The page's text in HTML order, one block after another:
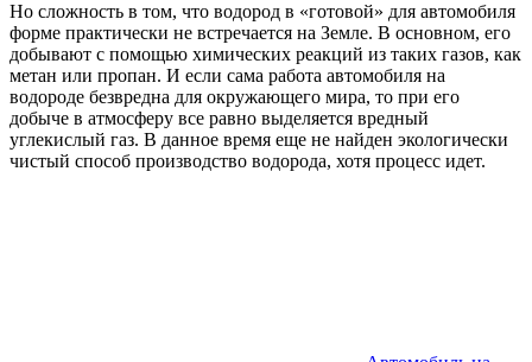
Но сложность в том, что водород в «готовой» для автомобиля
форме практически не встречается на Земле. В основном, его
добывают с помощью химических реакций из таких газов, как
метан или пропан. И если сама работа автомобиля на
водороде безвредна для окружающего мира, то при его
добыче в атмосферу все равно выделяется вредный
углекислый газ. В данное время еще не найден экологически
чистый способ производство водорода, хотя процесс идет.